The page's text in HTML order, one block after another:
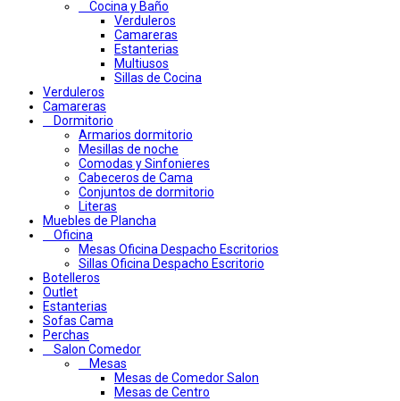
Cocina y Baño
Verduleros
Camareras
Estanterias
Multiusos
Sillas de Cocina
Verduleros
Camareras
Dormitorio
Armarios dormitorio
Mesillas de noche
Comodas y Sinfonieres
Cabeceros de Cama
Conjuntos de dormitorio
Literas
Muebles de Plancha
Oficina
Mesas Oficina Despacho Escritorios
Sillas Oficina Despacho Escritorio
Botelleros
Outlet
Estanterias
Sofas Cama
Perchas
Salon Comedor
Mesas
Mesas de Comedor Salon
Mesas de Centro